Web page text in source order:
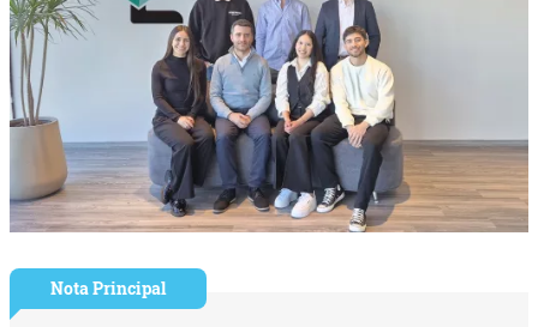
Nota Principal